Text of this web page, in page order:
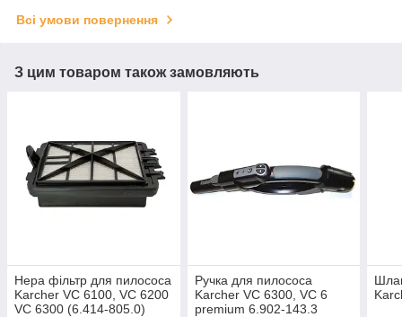
Всі умови повернення
З цим товаром також замовляють
Hepa фільтр для пилососа
Karcher VC 6100, VC 6200
VC 6300 (6.414-805.0)
Ручка для пилососа
Karcher VC 6300, VC 6
premium 6.902-143.3